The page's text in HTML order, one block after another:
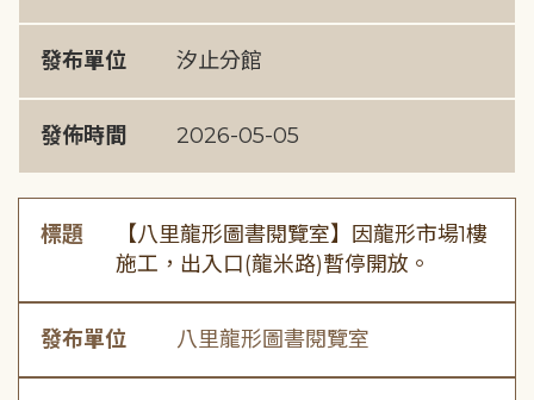
發布單位 汐止分館
發佈時間 2026-05-05
標題
【八里龍形圖書閱覽室】因龍形市場1樓
施工，出入口(龍米路)暫停開放。
發布單位 八里龍形圖書閱覽室